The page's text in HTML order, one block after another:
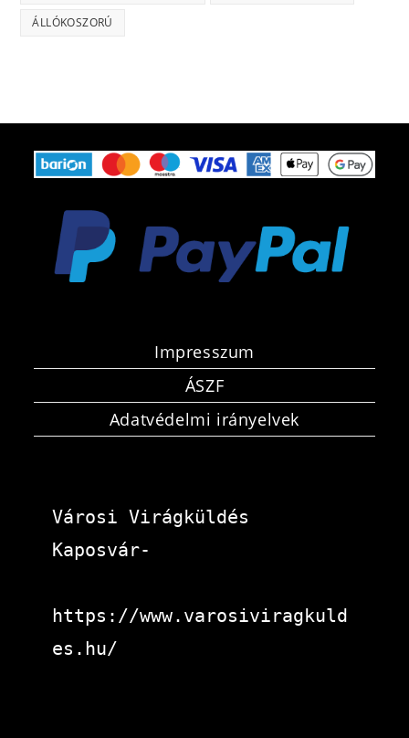
ÁLLÓKOSZORÚ
Impresszum
ÁSZF
Adatvédelmi irányelvek
Városi Virágküldés
Kaposvár-
https://www.varosiviragkuld
es.hu/